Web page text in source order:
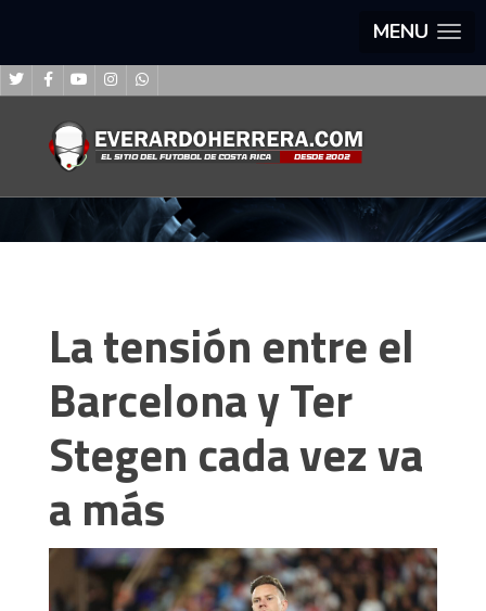
MENU
La tensión entre el
Barcelona y Ter
Stegen cada vez va
a más